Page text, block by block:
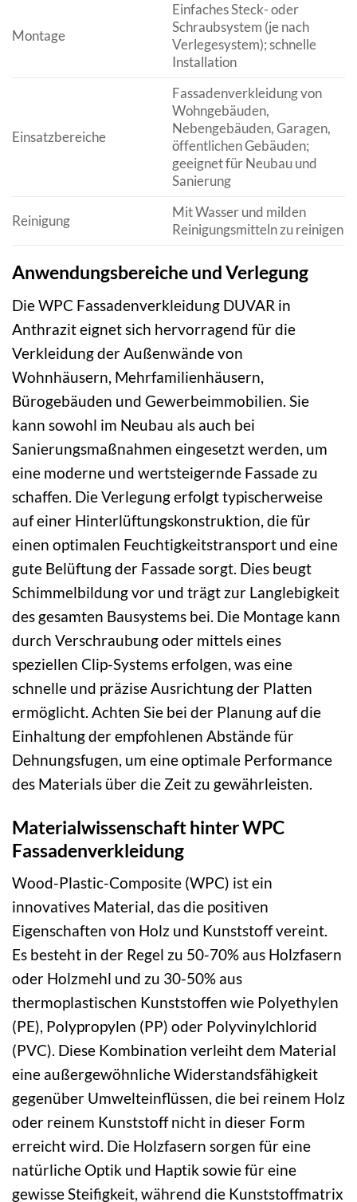
Montage
Einfaches Steck- oder
Schraubsystem (je nach
Verlegesystem); schnelle
Installation
Einsatzbereiche
Fassadenverkleidung von
Wohngebäuden,
Nebengebäuden, Garagen,
öffentlichen Gebäuden;
geeignet für Neubau und
Sanierung
Reinigung
Mit Wasser und milden
Reinigungsmitteln zu reinigen
Anwendungsbereiche und Verlegung
Die WPC Fassadenverkleidung DUVAR in
Anthrazit eignet sich hervorragend für die
Verkleidung der Außenwände von
Wohnhäusern, Mehrfamilienhäusern,
Bürogebäuden und Gewerbeimmobilien. Sie
kann sowohl im Neubau als auch bei
Sanierungsmaßnahmen eingesetzt werden, um
eine moderne und wertsteigernde Fassade zu
schaffen. Die Verlegung erfolgt typischerweise
auf einer Hinterlüftungskonstruktion, die für
einen optimalen Feuchtigkeitstransport und eine
gute Belüftung der Fassade sorgt. Dies beugt
Schimmelbildung vor und trägt zur Langlebigkeit
des gesamten Bausystems bei. Die Montage kann
durch Verschraubung oder mittels eines
speziellen Clip-Systems erfolgen, was eine
schnelle und präzise Ausrichtung der Platten
ermöglicht. Achten Sie bei der Planung auf die
Einhaltung der empfohlenen Abstände für
Dehnungsfugen, um eine optimale Performance
des Materials über die Zeit zu gewährleisten.
Materialwissenschaft hinter WPC
Fassadenverkleidung
Wood-Plastic-Composite (WPC) ist ein
innovatives Material, das die positiven
Eigenschaften von Holz und Kunststoff vereint.
Es besteht in der Regel zu 50-70% aus Holzfasern
oder Holzmehl und zu 30-50% aus
thermoplastischen Kunststoffen wie Polyethylen
(PE), Polypropylen (PP) oder Polyvinylchlorid
(PVC). Diese Kombination verleiht dem Material
eine außergewöhnliche Widerstandsfähigkeit
gegenüber Umwelteinflüssen, die bei reinem Holz
oder reinem Kunststoff nicht in dieser Form
erreicht wird. Die Holzfasern sorgen für eine
natürliche Optik und Haptik sowie für eine
gewisse Steifigkeit, während die Kunststoffmatrix